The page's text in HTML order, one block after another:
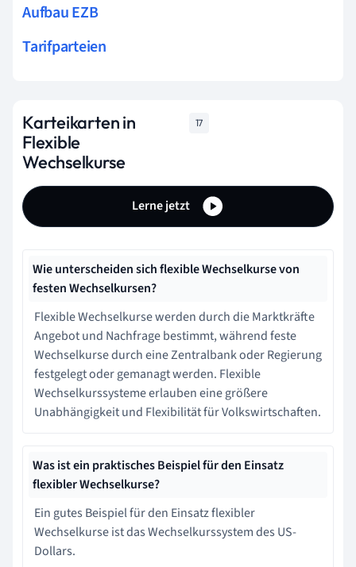
Aufbau EZB
Tarifparteien
Karteikarten in
Flexible
Wechselkurse
17
Lerne jetzt
Wie unterscheiden sich flexible Wechselkurse von
festen Wechselkursen?
Flexible Wechselkurse werden durch die Marktkräfte
Angebot und Nachfrage bestimmt, während feste
Wechselkurse durch eine Zentralbank oder Regierung
festgelegt oder gemanagt werden. Flexible
Wechselkurssysteme erlauben eine größere
Unabhängigkeit und Flexibilität für Volkswirtschaften.
Was ist ein praktisches Beispiel für den Einsatz
flexibler Wechselkurse?
Ein gutes Beispiel für den Einsatz flexibler
Wechselkurse ist das Wechselkurssystem des US-
Dollars.